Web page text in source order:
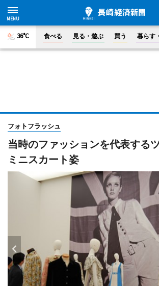
36°C 食べる 見る・遊ぶ 買う 暮らす
フォトフラッシュ
当時のファッションを代表する
ミニスカート姿